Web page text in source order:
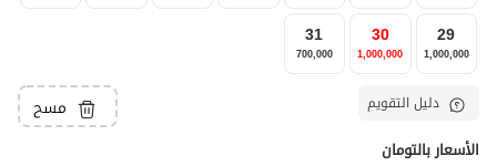
29
1,000,000
30
1,000,000
31
700,000
دليل التقويم مسح
الأسعار بالتومان